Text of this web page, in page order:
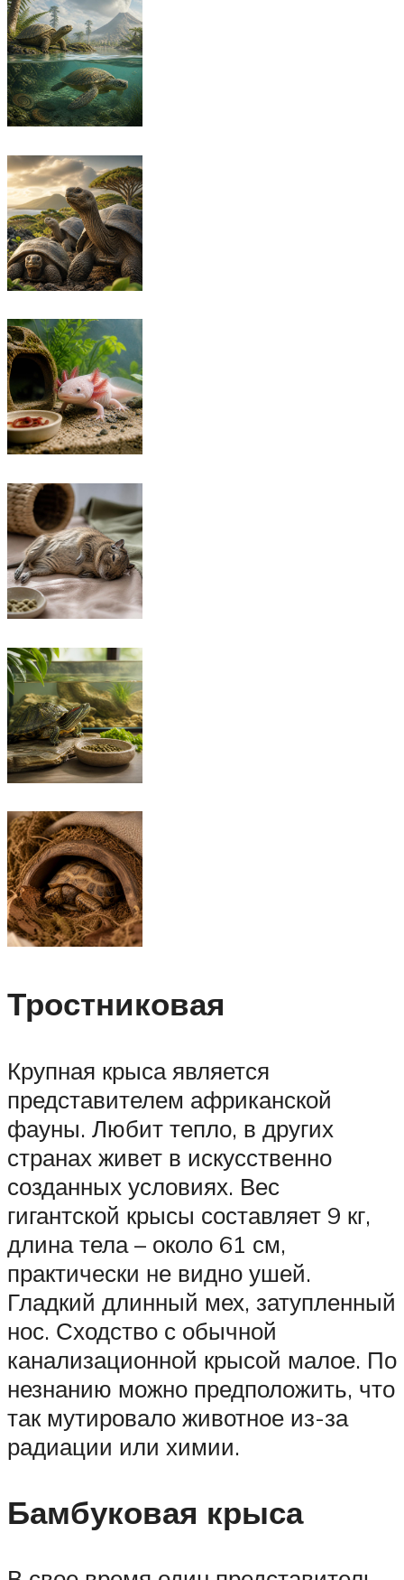
Тростниковая
Крупная крыса является
представителем африканской
фауны. Любит тепло, в других
странах живет в искусственно
созданных условиях. Вес
гигантской крысы составляет 9 кг,
длина тела – около 61 см,
практически не видно ушей.
Гладкий длинный мех, затупленный
нос. Сходство с обычной
канализационной крысой малое. По
незнанию можно предположить, что
так мутировало животное из-за
радиации или химии.
Бамбуковая крыса